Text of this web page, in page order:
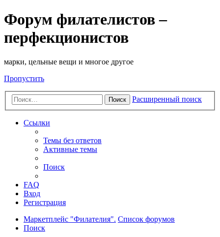
Форум филателистов –
перфекционистов
марки, цельные вещи и многое другое
Пропустить
Поиск Расширенный поиск
Ссылки
Темы без ответов
Активные темы
Поиск
FAQ
Вход
Регистрация
Маркетплейс "Филателия". Список форумов
Поиск